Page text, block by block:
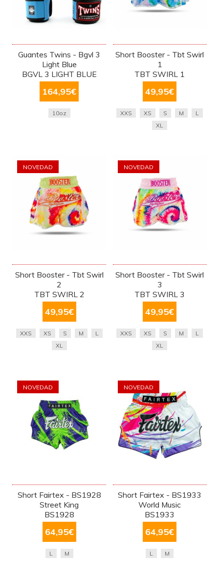
Guantes Twins - Bgvl 3
Light Blue
BGVL 3 LIGHT BLUE
164,95€
10oz
Short Booster - Tbt Swirl
1
TBT SWIRL 1
49,95€
XXS XS S M
L
XL
NOVEDAD
Short Booster - Tbt Swirl
2
TBT SWIRL 2
49,95€
XXS XS S M
L
XL
NOVEDAD
Short Booster - Tbt Swirl
3
TBT SWIRL 3
49,95€
XXS XS S M
L
XL
NOVEDAD
Short Fairtex - BS1928
Street King
BS1928
64,95€
L M
NOVEDAD
Short Fairtex - BS1933
World Music
BS1933
64,95€
L M